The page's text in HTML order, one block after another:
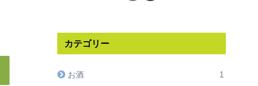
カテゴリー
お酒 1